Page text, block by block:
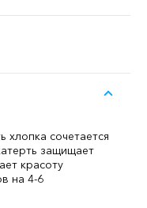
хлопка сочетается
защищает
красоту
на 4-6